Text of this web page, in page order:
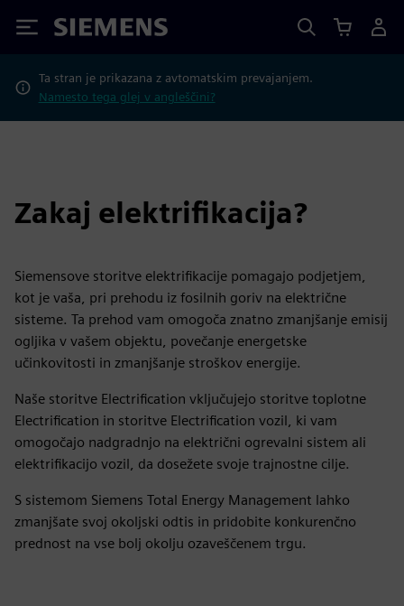
Siemens
Ta stran je prikazana z avtomatskim prevajanjem.
Namesto tega glej v angleščini?
Zakaj elektrifikacija?
Siemensove storitve elektrifikacije pomagajo podjetjem,
kot je vaša, pri prehodu iz fosilnih goriv na električne
sisteme. Ta prehod vam omogoča znatno zmanjšanje emisij
ogljika v vašem objektu, povečanje energetske
učinkovitosti in zmanjšanje stroškov energije.
Naše storitve Electrification vključujejo storitve toplotne
Electrification in storitve Electrification vozil, ki vam
omogočajo nadgradnjo na električni ogrevalni sistem ali
elektrifikacijo vozil, da dosežete svoje trajnostne cilje.
S sistemom Siemens Total Energy Management lahko
zmanjšate svoj okoljski odtis in pridobite konkurenčno
prednost na vse bolj okolju ozaveščenem trgu.